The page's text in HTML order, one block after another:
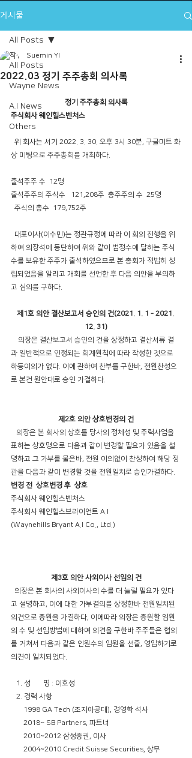
게시물
All Posts
Wayne News
A.I News
Others
All Posts
2022.03 정기 주주총회 의사록
Suemin YI
정기 주주총회 의사록
주식회사 웨인힐스벤처스
상 미팅으로 주주총회를 개최하다.
출석주주 수  12명
출석주주의 주식수   121,208주  총주주의 수  25명
  주식의 총수  179,752주
하여 의장석에 등단하여 위와 같이 법정수에 달하는 주식
수를 보유한 주주가 출석하였으므로 본 총회가 적법히 성
립되었음을 알리고 개회를 선언한 후 다음 의안을 부의하
고 심의를 구하다.
제1호 의안 결산보고서 승인의 건(2021. 1. 1 - 2021.
12. 31)
과 일반적으로 인정되는 회계원칙에 따라 작성한 것으로
하등이의가 없다. 이에 관하여 찬부를 구한바, 전원찬성으
로 본건 원안대로 승인 가결하다.
제2호 의안 상호변경의 건
표하는 상호명으로 다음과 같이 변경할 필요가 있음을 설
명하고 그 가부를 물은바, 전원 이의없이 찬성하여 해당 정
관을 다음과 같이 변경할 것을 전원일치로 승인가결하다.
변경 전  상호변경 후  상호
주식회사 웨인힐스벤처스
주식회사 웨인힐스브라이언트 A.I
(Waynehills Bryant A.I Co., Ltd.)
제3호 의안 사외이사 선임의 건
고 설명하고, 이에 대한 가부결의를 상정한바 전원일치된
의견으로 증원을 가결하다, 이에따라 의장은 증원할 임원
의 수 및 선임방법에 대하여 의견을 구한바 주주들은 협의
를 거쳐서 다음과 같은 인원수의 임원을 선출, 영입하기로
의견이 일치되었다.
   1. 성       명 : 이호성
   2. 경력 사항
       1998 GA Tech (조지아공대), 경영학 석사
       2018~ SB Partners, 파트너
       2010~2012 삼성증권, 이사
       2004~2010 Credit Suisse Securities, 상무